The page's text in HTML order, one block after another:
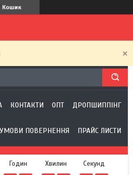
Кошик
КОНТАКТИ ОПТ ДРОПШИППІНГ
УМОВИ ПОВЕРНЕННЯ ПРАЙС ЛИСТИ
Годин Хвилин Секунд